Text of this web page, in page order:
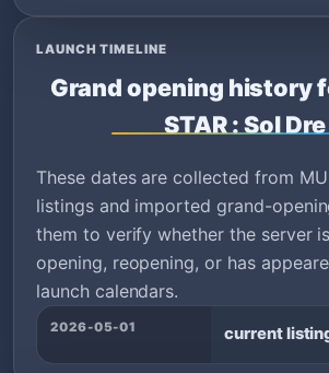
LAUNCH TIMELINE
Grand opening history
STAR : Sol Dre
These dates are collected from
listings and imported grand-
them to verify whether the server
opening, reopening, or has
launch calendars.
2026-05-01 current